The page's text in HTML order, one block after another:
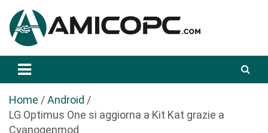
a
Amicopc.com
Home
Android
LG Optimus One si aggiorna a Kit Kat grazie a
Cyanogenmod